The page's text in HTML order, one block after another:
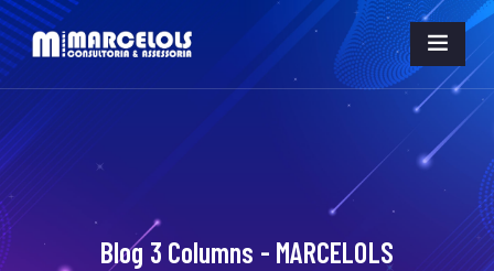
Blog 3 Columns - MARCELOLS